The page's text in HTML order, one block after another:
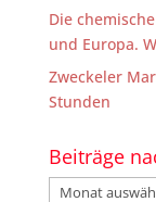
Die
und Europa.
Zweckeler
Stunden
Beiträge
Beiträge